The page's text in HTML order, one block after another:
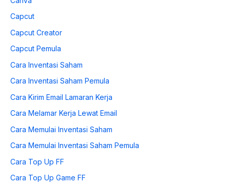
Capcut
Capcut Creator
Capcut Pemula
Cara Inventasi Saham
Cara Inventasi Saham Pemula
Cara Kirim Email Lamaran Kerja
Cara Melamar Kerja Lewat Email
Cara Memulai Inventasi Saham
Cara Memulai Inventasi Saham Pemula
Cara Top Up FF
Cara Top Up Game FF